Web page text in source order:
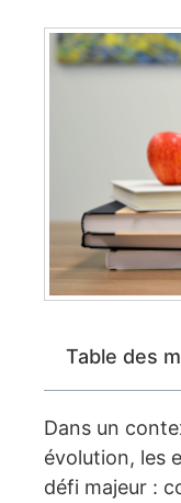
Table des
Dans un
évolution, les
défi majeur :